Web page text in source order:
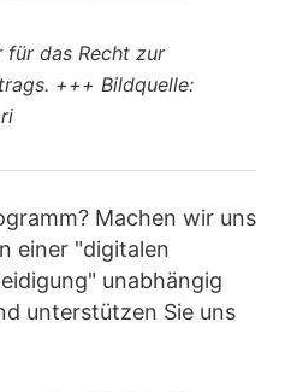
für das Recht zur
+++ Bildquelle:
Machen wir uns
einer "digitalen
unabhängig
unterstützen Sie uns